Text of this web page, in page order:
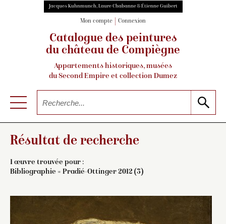
Jacques Kuhnmunch, Laure Chabanne & Étienne Guibert
Mon compte Connexion
Catalogue des peintures
du château de Compiègne
Appartements historiques, musées
du Second Empire et collection Dumez
Résultat de recherche
1 œuvre trouvée pour :
Bibliographie = Pradié-Ottinger 2012 (3)